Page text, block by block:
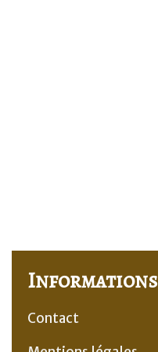
Informations
Contact